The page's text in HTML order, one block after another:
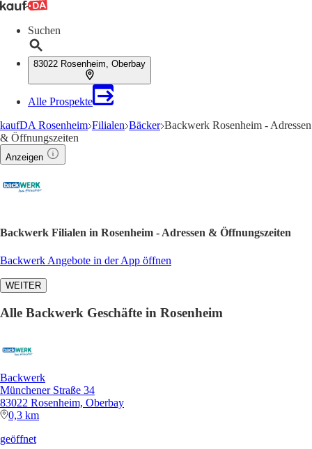
Suchen
83022 Rosenheim, Oberbay
Alle Prospekte
kaufDA Rosenheim Filialen Bäcker Backwerk Rosenheim - Adressen
& Öffnungszeiten
Anzeigen
Backwerk Filialen in Rosenheim - Adressen & Öffnungszeiten
Backwerk Angebote in der App öffnen
WEITER
Alle Backwerk Geschäfte in Rosenheim
Backwerk
Münchener Straße 34
83022 Rosenheim, Oberbay
0,3 km
geöffnet